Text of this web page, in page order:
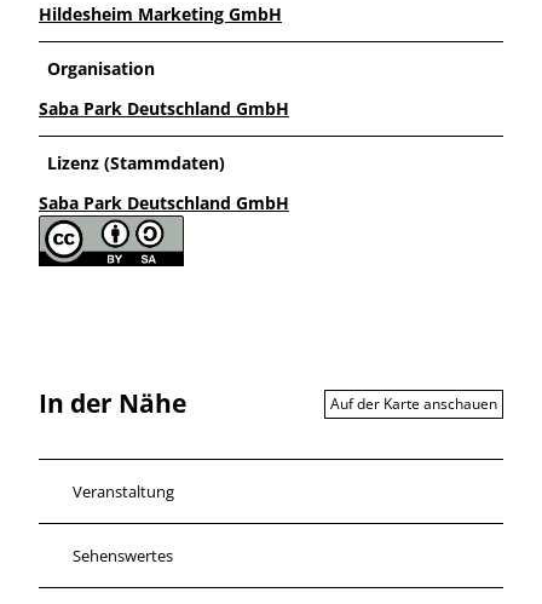
Hildesheim Marketing GmbH
Organisation
Saba Park Deutschland GmbH
Lizenz (Stammdaten)
Saba Park Deutschland GmbH
In der Nähe Auf der Karte anschauen
Veranstaltung
Sehenswertes